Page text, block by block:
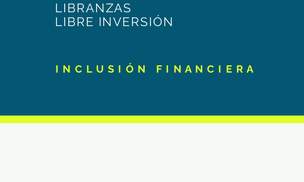
LIBRANZAS
LIBRE INVERSIÓN
I N C L U S I Ó N F I N A N C I E R A